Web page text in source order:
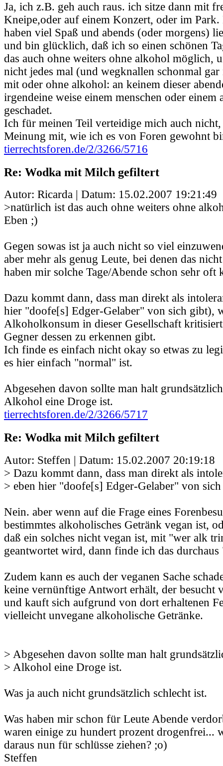
Ja, ich z.B. geh auch raus. ich sitze dann mit
Kneipe,oder auf einem Konzert, oder im
haben viel Spaß und abends (oder morgens)
und bin glücklich, daß ich so einen schönen
das auch ohne weiters ohne alkohol möglich,
nicht jedes mal (und wegknallen schonmal
mit oder ohne alkohol: an keinem dieser
irgendeine weise einem menschen oder einem
geschadet.
Ich für meinen Teil verteidige mich auch
Meinung mit, wie ich es von Foren gewohnt
tierrechtsforen.de/2/3266/5716
Re: Wodka mit Milch gefiltert
Autor: Ricarda | Datum: 15.02.2007 19:21:49
>natürlich ist das auch ohne weiters ohne
Eben ;)
Gegen sowas ist ja auch nicht so viel
aber mehr als genug Leute, bei denen das
haben mir solche Tage/Abende schon sehr oft
Dazu kommt dann, dass man direkt als
hier "doofe[s] Edger-Gelaber" von sich gibt),
Alkoholkonsum in dieser Gesellschaft
Gegner dessen zu erkennen gibt.
Ich finde es einfach nicht okay so etwas zu
es hier einfach "normal" ist.
Abgesehen davon sollte man halt
Alkohol eine Droge ist.
tierrechtsforen.de/2/3266/5717
Re: Wodka mit Milch gefiltert
Autor: Steffen | Datum: 15.02.2007 20:19:18
> Dazu kommt dann, dass man direkt als
> eben hier "doofe[s] Edger-Gelaber" von
Nein. aber wenn auf die Frage eines
bestimmtes alkoholisches Getränk vegan ist,
daß ein solches nicht vegan ist, mit "wer alk
geantwortet wird, dann finde ich das
Zudem kann es auch der veganen Sache
keine vernünftige Antwort erhält, der besucht
und kauft sich aufgrund von dort erhaltenen
vielleicht unvegane alkoholische Getränke.
> Abgesehen davon sollte man halt
> Alkohol eine Droge ist.
Was ja auch nicht grundsätzlich schlecht ist.
Was haben mir schon für Leute Abende
waren einige zu hundert prozent drogenfrei...
daraus nun für schlüsse ziehen? ;o)
Steffen